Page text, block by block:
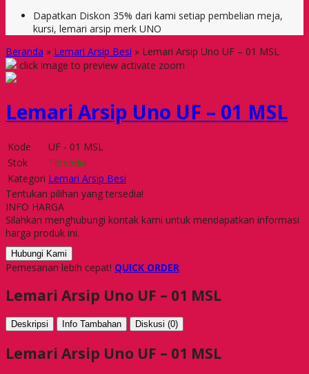
Dapatkan Diskon 35% dari kami setiap pembelian meja,
kursi, lemari arsip merk UNO
Beranda » Lemari Arsip Besi » Lemari Arsip Uno UF – 01 MSL
click image to preview activate zoom
Lemari Arsip Uno UF – 01 MSL
Kode
UF - 01 MSL
Stok
Tersedia
Kategori Lemari Arsip Besi
Tentukan pilihan yang tersedia!
INFO HARGA
Silahkan menghubungi kontak kami untuk mendapatkan informasi
harga produk ini.
Hubungi Kami
Pemesanan lebih cepat! QUICK ORDER
Lemari Arsip Uno UF – 01 MSL
Deskripsi Info Tambahan Diskusi (0)
Lemari Arsip Uno UF – 01 MSL